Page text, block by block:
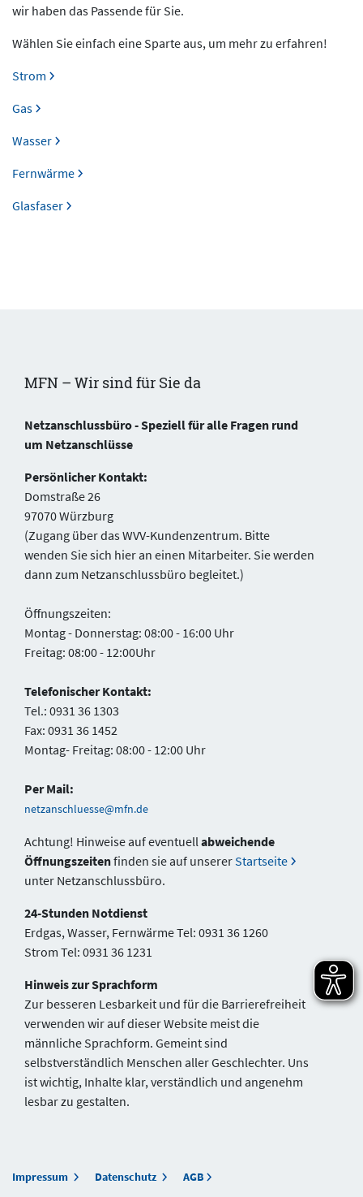
wir haben das Passende für Sie.
Wählen Sie einfach eine Sparte aus, um mehr zu erfahren!
Strom
Gas
Wasser
Fernwärme
Glasfaser
MFN – Wir sind für Sie da
Netzanschlussbüro - Speziell für alle Fragen rund
um Netzanschlüsse
Persönlicher Kontakt:
Domstraße 26
97070 Würzburg
(Zugang über das WVV-Kundenzentrum. Bitte
wenden Sie sich hier an einen Mitarbeiter. Sie werden
dann zum Netzanschlussbüro begleitet.)
Öffnungszeiten:
Montag - Donnerstag: 08:00 - 16:00 Uhr
Freitag: 08:00 - 12:00Uhr
Telefonischer Kontakt:
Tel.: 0931 36 1303
Fax: 0931 36 1452
Montag- Freitag: 08:00 - 12:00 Uhr
Per Mail:
netzanschluesse@mfn.de
Achtung! Hinweise auf eventuellabweichende
Öffnungszeitenfinden sie auf unsererStartseite
unter Netzanschlussbüro.
24-Stunden Notdienst
Erdgas, Wasser, Fernwärme Tel: 0931 36 1260
Strom Tel: 0931 36 1231
Hinweis zur Sprachform
Zur besseren Lesbarkeit und für die Barrierefreiheit
verwenden wir auf dieser Website meist die
männliche Sprachform. Gemeint sind
selbstverständlich Menschen aller Geschlechter. Uns
ist wichtig, Inhalte klar, verständlich und angenehm
lesbar zu gestalten.
Impressum Datenschutz AGB